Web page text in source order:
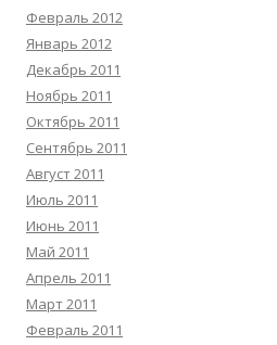
Февраль 2012
Январь 2012
Декабрь 2011
Ноябрь 2011
Октябрь 2011
Сентябрь 2011
Август 2011
Июль 2011
Июнь 2011
Май 2011
Апрель 2011
Март 2011
Февраль 2011